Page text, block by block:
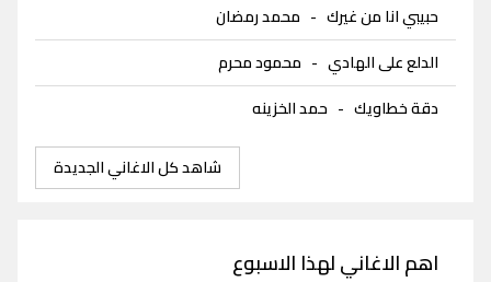
حبيبي انا من غيرك - محمد رمضان
الدلع على الهادي - محمود محرم
دقة خطاويك - حمد الخزينه
شاهد كل الاغاني الجديدة
اهم الاغاني لهذا الاسبوع